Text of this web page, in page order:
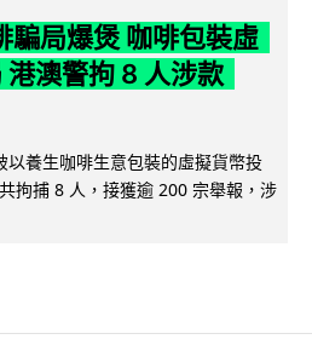
騙局爆煲 咖啡包裝虛
澳警拘 8 人涉款
以養生咖啡生意包裝的虛擬貨幣投
拘捕 8 人，接獲逾 200 宗舉報，涉